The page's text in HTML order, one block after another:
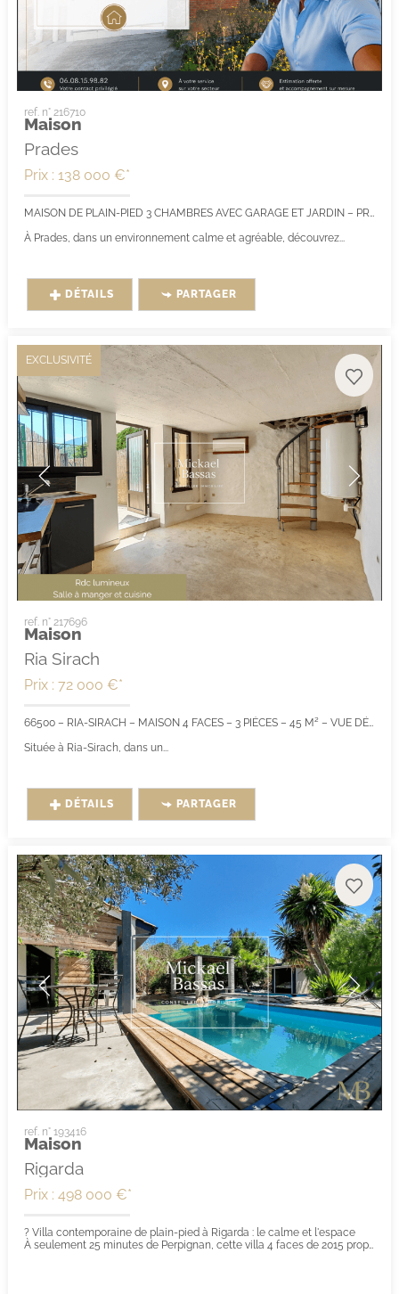
ref. n° 216710
Maison
Prades
Prix : 138 000 €*
MAISON DE PLAIN-PIED 3 CHAMBRES AVEC GARAGE ET JARDIN – PRADES CENTRE – FORT POTENTIEL
À Prades, dans un environnement calme et agréable, découvrez...
DÉTAILS PARTAGER
EXCLUSIVITÉ
ref. n° 217696
Maison
Ria Sirach
Prix : 72 000 €*
66500 – RIA-SIRACH – MAISON 4 FACES – 3 PIÈCES – 45 M² – VUE DÉGAGÉE – INVESTISSEMENT LOCATIF OU RÉSIDENCE PRINCIPALE
Située à Ria-Sirach, dans un...
DÉTAILS PARTAGER
ref. n° 193416
Maison
Rigarda
Prix : 498 000 €*
? Villa contemporaine de plain-pied à Rigarda : le calme et l'espace
À seulement 25 minutes de Perpignan, cette villa 4 faces de 2015 propose un...